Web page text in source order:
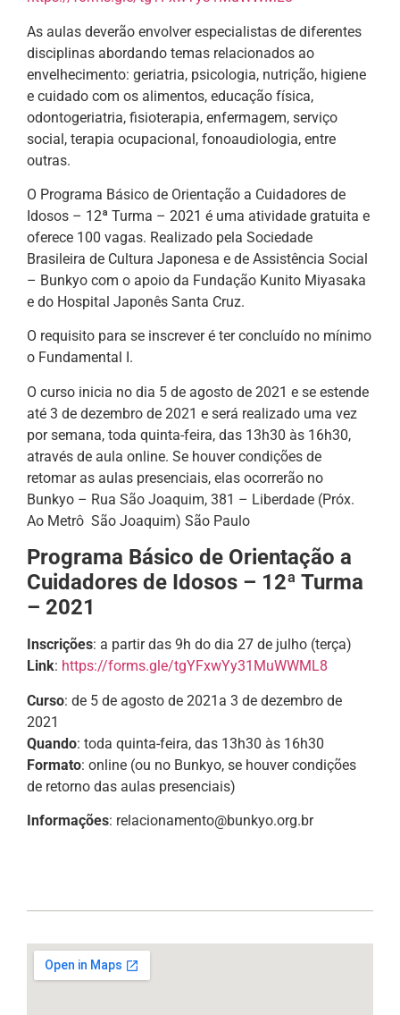
As aulas deverão envolver especialistas de diferentes
disciplinas abordando temas relacionados ao
envelhecimento: geriatria, psicologia, nutrição, higiene
e cuidado com os alimentos, educação física,
odontogeriatria, fisioterapia, enfermagem, serviço
social, terapia ocupacional, fonoaudiologia, entre
outras.
O Programa Básico de Orientação a Cuidadores de
Idosos – 12ª Turma – 2021 é uma atividade gratuita e
oferece 100 vagas. Realizado pela Sociedade
Brasileira de Cultura Japonesa e de Assistência Social
– Bunkyo com o apoio da Fundação Kunito Miyasaka
e do Hospital Japonês Santa Cruz.
O requisito para se inscrever é ter concluído no mínimo
o Fundamental I.
O curso inicia no dia 5 de agosto de 2021 e se estende
até 3 de dezembro de 2021 e será realizado uma vez
por semana, toda quinta-feira, das 13h30 às 16h30,
através de aula online. Se houver condições de
retomar as aulas presenciais, elas ocorrerão no
Bunkyo – Rua São Joaquim, 381 – Liberdade (Próx.
Ao Metrô São Joaquim) São Paulo
Programa Básico de Orientação a
Cuidadores de Idosos – 12ª Turma
– 2021
Inscrições: a partir das 9h do dia 27 de julho (terça)
Link: https://forms.gle/tgYFxwYy31MuWWML8
Curso: de 5 de agosto de 2021a 3 de dezembro de
2021
Quando: toda quinta-feira, das 13h30 às 16h30
Formato: online (ou no Bunkyo, se houver condições
de retorno das aulas presenciais)
Informações: relacionamento@bunkyo.org.br